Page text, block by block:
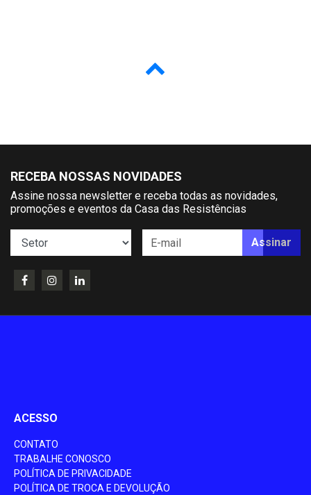
RECEBA NOSSAS NOVIDADES
Assine nossa newsletter e receba todas as novidades,
promoções e eventos da Casa das Resistências
Assinar
ACESSO
CONTATO
TRABALHE CONOSCO
POLÍTICA DE PRIVACIDADE
POLÍTICA DE TROCA E DEVOLUÇÃO